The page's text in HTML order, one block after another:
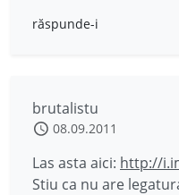
răspunde-i
brutalistu
08.09.2011
Las asta aici: http://
Stiu ca nu are